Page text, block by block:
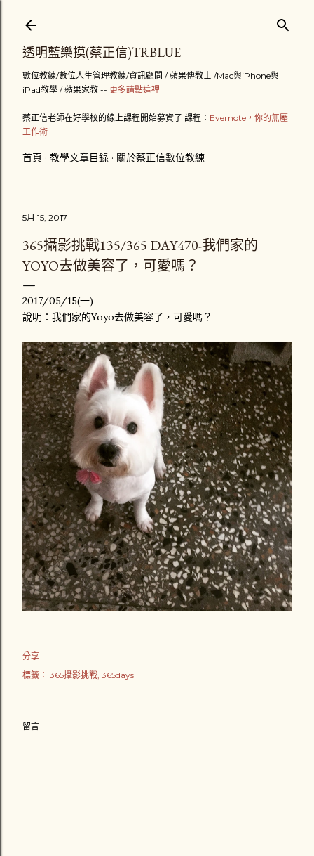
透明藍樂摸(蔡正信)TRBLUE
數位教練/數位人生管理教練/資訊顧問 / 蘋果傳教士 /Mac與iPhone與
iPad教學 / 蘋果家教 -- 更多請點這裡
蔡正信老師在好學校的線上課程開始募資了 課程： Evernote，你的無壓
工作術
首頁 教學文章目錄 關於蔡正信數位教練
5月 15, 2017
365攝影挑戰135/365 DAY470-我們家的
YOYO去做美容了，可愛嗎？
2017/05/15(一)
說明：我們家的Yoyo去做美容了，可愛嗎？
分享
標籤： 365攝影挑戰 365days
留言